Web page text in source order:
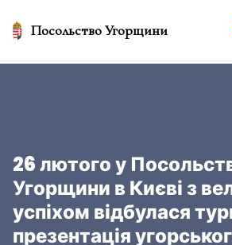
Посольство Угорщини
26 лютого у
Угорщини в Києві з
успіхом відбулася
презентація